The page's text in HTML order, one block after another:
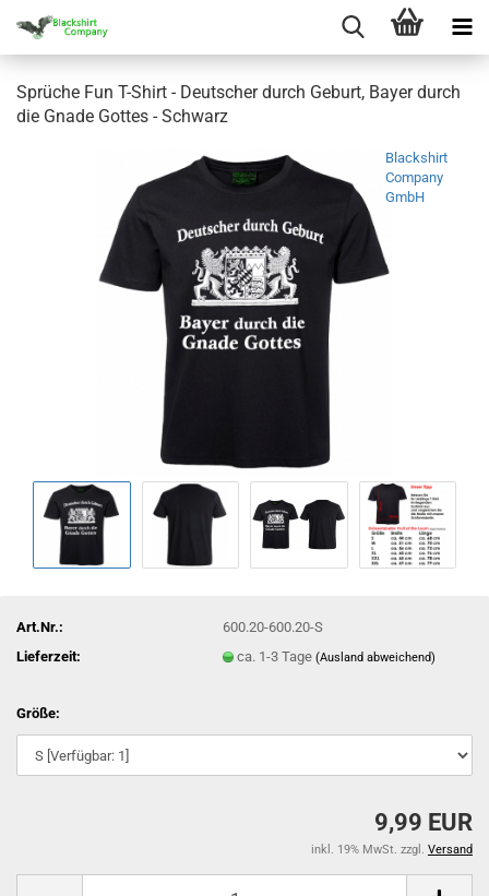
Sprüche Fun T-Shirt - Deutscher durch Geburt, Bayer durch
die Gnade Gottes - Schwarz
Blackshirt
Company
GmbH
Art.Nr.:
600.20-600.20-S
Lieferzeit:
ca. 1-3 Tage(Ausland abweichend)
Größe:
9,99 EUR
inkl. 19% MwSt. zzgl. Versand